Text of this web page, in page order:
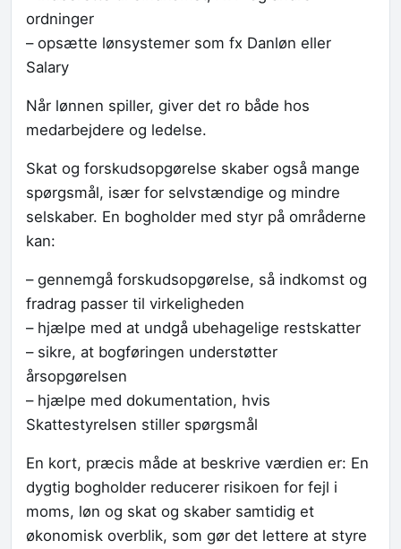
ordninger
– opsætte lønsystemer som fx Danløn eller
Salary
Når lønnen spiller, giver det ro både hos
medarbejdere og ledelse.
Skat og forskudsopgørelse skaber også mange
spørgsmål, især for selvstændige og mindre
selskaber. En bogholder med styr på områderne
kan:
– gennemgå forskudsopgørelse, så indkomst og
fradrag passer til virkeligheden
– hjælpe med at undgå ubehagelige restskatter
– sikre, at bogføringen understøtter
årsopgørelsen
– hjælpe med dokumentation, hvis
Skattestyrelsen stiller spørgsmål
En kort, præcis måde at beskrive værdien er: En
dygtig bogholder reducerer risikoen for fejl i
moms, løn og skat og skaber samtidig et
økonomisk overblik, som gør det lettere at styre